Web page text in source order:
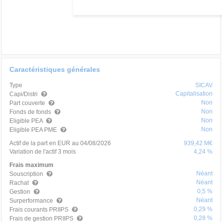
Caractéristiques générales
Type
SICAV
Capi/Distri
Capitalisation
Part couverte
Non
Fonds de fonds
Non
Eligible PEA
Non
Eligible PEA PME
Non
Actif de la part en EUR au 04/08/2026
939,42 M€
Variation de l'actif 3 mois
4,24 %
Frais maximum
Souscription
Néant
Rachat
Néant
Gestion
0,5 %
Surperformance
Néant
Frais courants PRIIPS
0,29 %
Frais de gestion PRIIPS
0,28 %